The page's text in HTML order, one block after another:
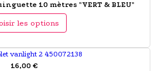
10 mètres "VERT & BLEU"
les options
16,00 €